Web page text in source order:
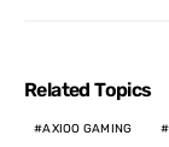
Related Topics
AXIOO GAMING